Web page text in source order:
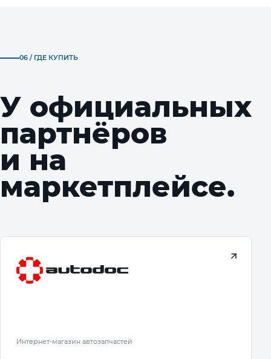
06 / ГДЕ КУПИТЬ
У официальных
партнёров
и на
маркетплейсе.
Интернет-магазин автозапчастей